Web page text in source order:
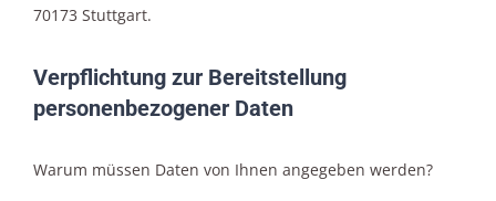
70173 Stuttgart.
Verpflichtung zur Bereitstellung
personenbezogener Daten
Warum müssen Daten von Ihnen angegeben werden?